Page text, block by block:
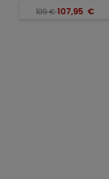
Precio
109€Precio
107,95 €